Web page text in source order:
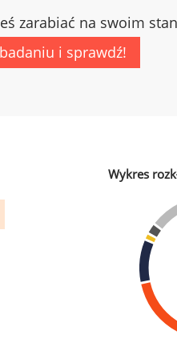
zarabiać na swoim
i sprawdź!
Wykres